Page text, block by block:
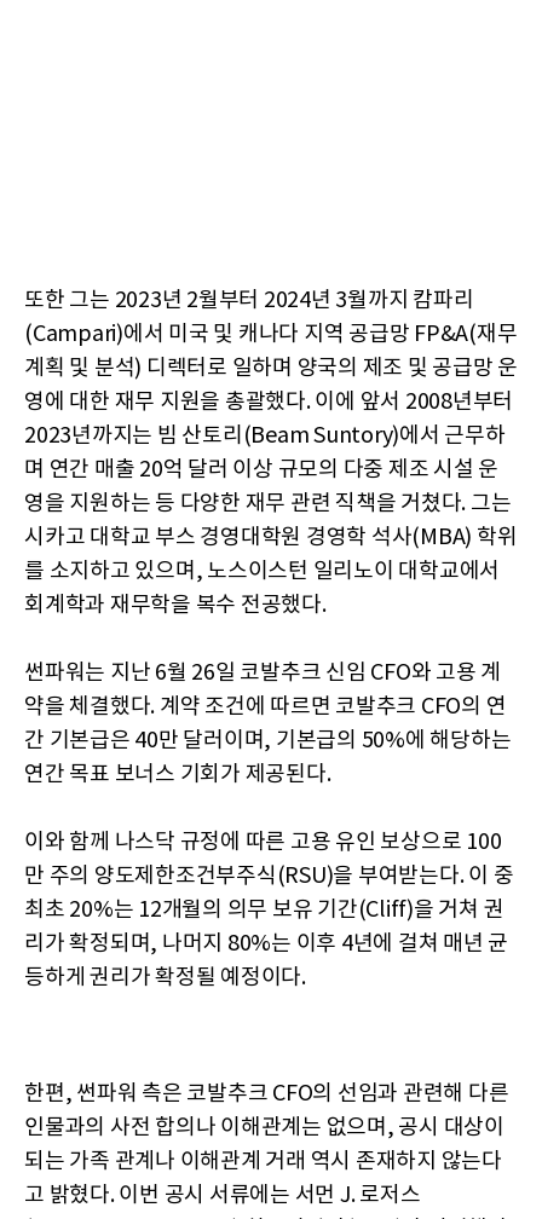
또한 그는 2023년 2월부터 2024년 3월까지 캄파리
(Campari)에서 미국 및 캐나다 지역 공급망 FP&A(재무
계획 및 분석) 디렉터로 일하며 양국의 제조 및 공급망 운
영에 대한 재무 지원을 총괄했다. 이에 앞서 2008년부터
2023년까지는 빔 산토리(Beam Suntory)에서 근무하
며 연간 매출 20억 달러 이상 규모의 다중 제조 시설 운
영을 지원하는 등 다양한 재무 관련 직책을 거쳤다. 그는
시카고 대학교 부스 경영대학원 경영학 석사(MBA) 학위
를 소지하고 있으며, 노스이스턴 일리노이 대학교에서
회계학과 재무학을 복수 전공했다.
썬파워는 지난 6월 26일 코발추크 신임 CFO와 고용 계
약을 체결했다. 계약 조건에 따르면 코발추크 CFO의 연
간 기본급은 40만 달러이며, 기본급의 50%에 해당하는
연간 목표 보너스 기회가 제공된다.
이와 함께 나스닥 규정에 따른 고용 유인 보상으로 100
만 주의 양도제한조건부주식(RSU)을 부여받는다. 이 중
최초 20%는 12개월의 의무 보유 기간(Cliff)을 거쳐 권
리가 확정되며, 나머지 80%는 이후 4년에 걸쳐 매년 균
등하게 권리가 확정될 예정이다.
한편, 썬파워 측은 코발추크 CFO의 선임과 관련해 다른
인물과의 사전 합의나 이해관계는 없으며, 공시 대상이
되는 가족 관계나 이해관계 거래 역시 존재하지 않는다
고 밝혔다. 이번 공시 서류에는 서먼 J. 로저스